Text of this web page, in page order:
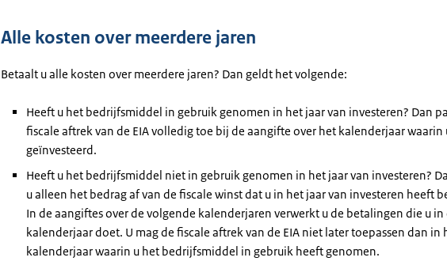
Alle kosten over meerdere jaren
Betaalt u alle kosten over meerdere jaren? Dan geldt het volgende:
Heeft u het bedrijfsmiddel in gebruik genomen in het jaar van investeren? Dan
fiscale aftrek van de EIA volledig toe bij de aangifte over het kalenderjaar waarin
geïnvesteerd.
Heeft u het bedrijfsmiddel niet in gebruik genomen in het jaar van investeren?
u alleen het bedrag af van de fiscale winst dat u in het jaar van investeren heeft
In de aangiftes over de volgende kalenderjaren verwerkt u de betalingen die u in
kalenderjaar doet. U mag de fiscale aftrek van de EIA niet later toepassen dan in
kalenderjaar waarin u het bedrijfsmiddel in gebruik heeft genomen.